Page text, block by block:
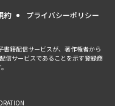
約 プライバシーポリシー
書籍配信サービスが、著作権者から
信サービスであることを示す登録商